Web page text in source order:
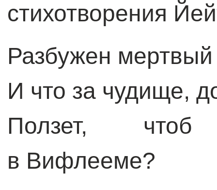
стихотворения
Разбужен
И что за чудище,
Ползет,
в Вифлееме?